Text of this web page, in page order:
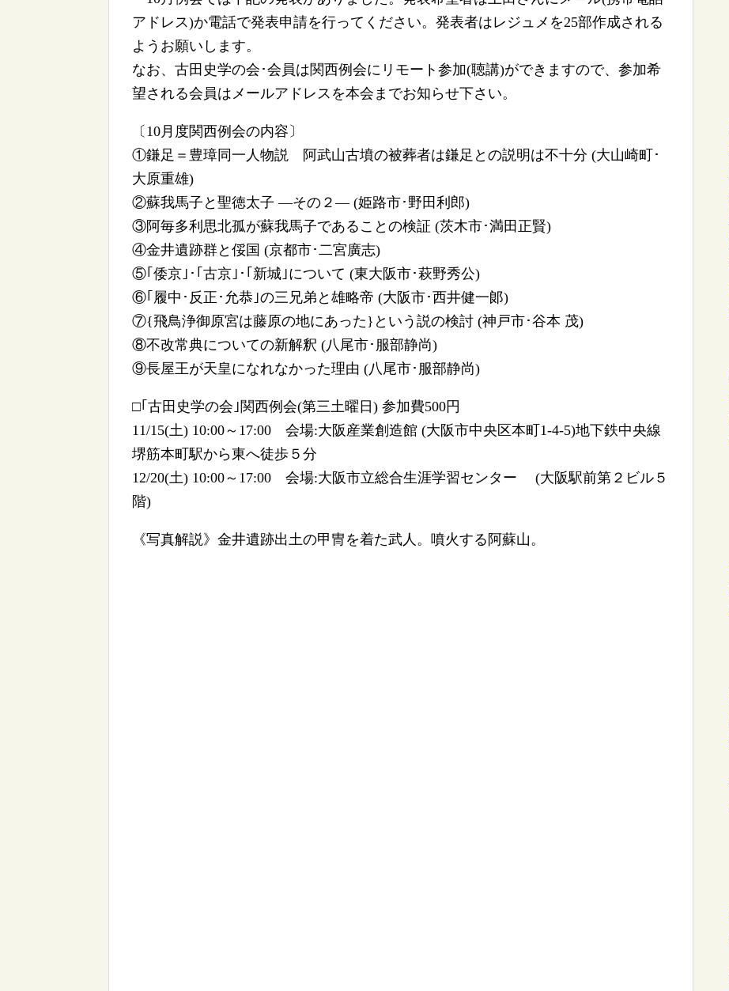
アドレス)か電話で発表申請を行ってください。発表者はレジュメを25部作成される
ようお願いします。
なお、古田史学の会･会員は関西例会にリモート参加(聴講)ができますので、参加希
望される会員はメールアドレスを本会までお知らせ下さい。
〔10月度関西例会の内容〕
①鎌足＝豊璋同一人物説 阿武山古墳の被葬者は鎌足との説明は不十分 (大山崎町･
大原重雄)
②蘇我馬子と聖徳太子 ―その２― (姫路市･野田利郎)
③阿毎多利思北孤が蘇我馬子であることの検証 (茨木市･満田正賢)
④金井遺跡群と俀国 (京都市･二宮廣志)
⑤｢倭京｣･｢古京｣･｢新城｣について (東大阪市･萩野秀公)
⑥｢履中･反正･允恭｣の三兄弟と雄略帝 (大阪市･西井健一郞)
⑦{飛鳥浄御原宮は藤原の地にあった}という説の検討 (神戸市･谷本 茂)
⑧不改常典についての新解釈 (八尾市･服部静尚)
⑨長屋王が天皇になれなかった理由 (八尾市･服部静尚)
□｢古田史学の会｣関西例会(第三土曜日) 参加費500円
11/15(土) 10:00～17:00 会場:大阪産業創造館 (大阪市中央区本町1-4-5)地下鉄中央線
堺筋本町駅から東へ徒歩５分
12/20(土) 10:00～17:00 会場:大阪市立総合生涯学習センター (大阪駅前第２ビル５
階)
《写真解説》金井遺跡出土の甲冑を着た武人。噴火する阿蘇山。